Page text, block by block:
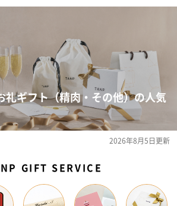
礼ギフト（精肉・その他）の人気
2026年8月5日更新
GIFT SERVICE